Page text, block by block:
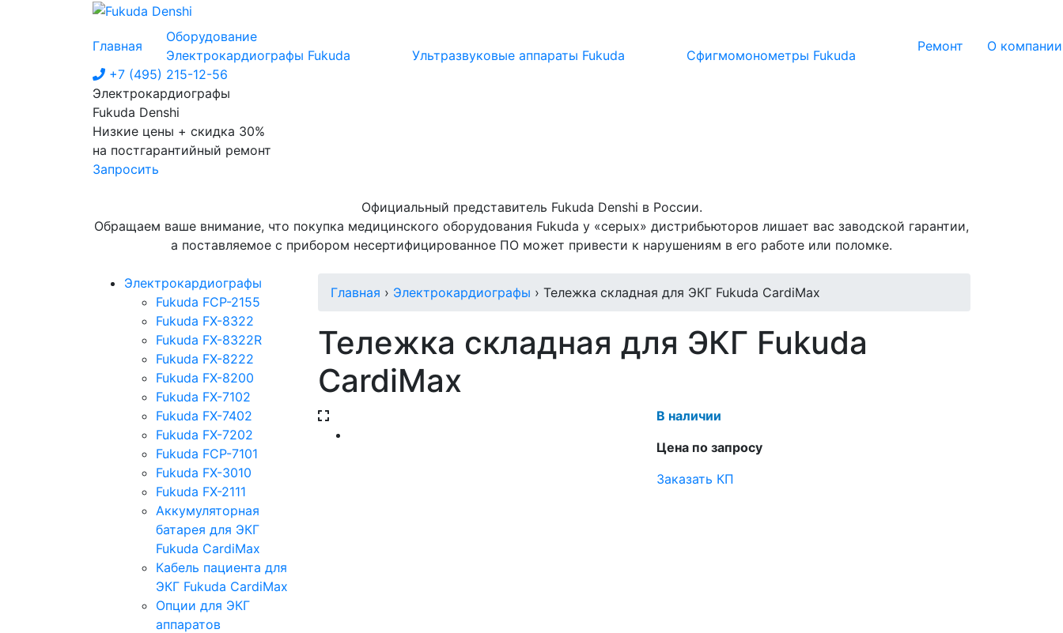
Главная
Оборудование
Электрокардиографы Fukuda
Ультразвуковые аппараты Fukuda Сфигмомонометры Fukuda
Ремонт
О
+7 (495) 215-12-56
Электрокардиографы
Fukuda Denshi
Низкие цены + скидка 30%
на постгарантийный ремонт
Запросить
Официальный представитель Fukuda Denshi в России.
Обращаем ваше внимание, что покупка медицинского оборудования Fukuda у «серых» дистрибьюторов лишает вас заводской гарантии,
а поставляемое с прибором несертифицированное ПО может привести к нарушениям в его работе или поломке.
Электрокардиографы
Fukuda FCP-2155
Fukuda FX-8322
Fukuda FX-8322R
Fukuda FX-8222
Fukuda FX-8200
Fukuda FX-7102
Fukuda FX-7402
Fukuda FX-7202
Fukuda FCP-7101
Fukuda FX-3010
Fukuda FX-2111
Аккумуляторная
батарея для ЭКГ
Fukuda CardiMax
Кабель пациента для
ЭКГ Fukuda CardiMax
Опции для ЭКГ
аппаратов
Главная › Электрокардиографы › Тележка складная для ЭКГ Fukuda CardiMax
Тележка складная для ЭКГ Fukuda
CardiMax
В наличии
Цена по запросу
Заказать КП